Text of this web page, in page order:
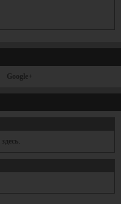
Google+
здесь.